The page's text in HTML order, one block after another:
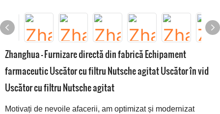
Zhanghua - Furnizare directă din fabrică Echipament
farmaceutic Uscător cu filtru Nutsche agitat Uscător în vid
Uscător cu filtru Nutsche agitat
Motivați de nevoile afacerii, am optimizat și modernizat